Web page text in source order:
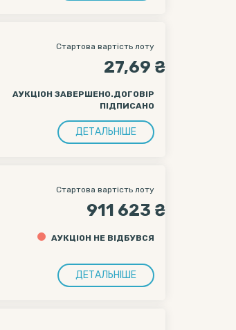
Стартова вартість лоту
27,69 ₴
АУКЦІОН ЗАВЕРШЕНО.ДОГОВІР
ПІДПИСАНО
ДЕТАЛЬНІШЕ
Стартова вартість лоту
911 623 ₴
АУКЦІОН НЕ ВІДБУВСЯ
ДЕТАЛЬНІШЕ